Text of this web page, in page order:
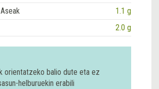
1.1 g
2.0 g
orientatzeko balio dute eta ez
helburuekin erabili